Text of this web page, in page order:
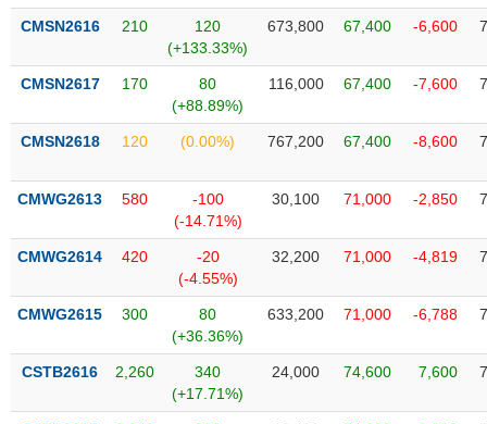
CMSN2616 210
120
(+133.33%)
673,800 67,400 -6,600
CMSN2617 170
80
(+88.89%)
116,000 67,400 -7,600
CMSN2618 120 (0.00%) 767,200 67,400 -8,600
CMWG2613 580
-100
(-14.71%)
30,100 71,000 -2,850
CMWG2614 420
-20
(-4.55%)
32,200 71,000 -4,819
CMWG2615 300
80
(+36.36%)
633,200 71,000 -6,788
CSTB2616 2,260
340
(+17.71%)
24,000 74,600 7,600
CHĂM
SỨC
TÀI